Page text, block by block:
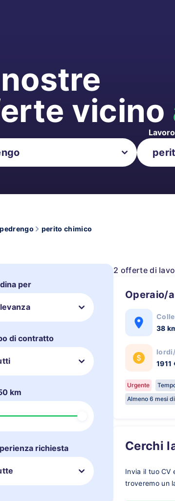
vicino
Lavoro
pedrengo perito chimico
per
di contratto
km
richiesta
2 offerte di
38
1911
Urgente
Almeno 6 mesi
Cerchi
Invia il tuo CV
troveremo un